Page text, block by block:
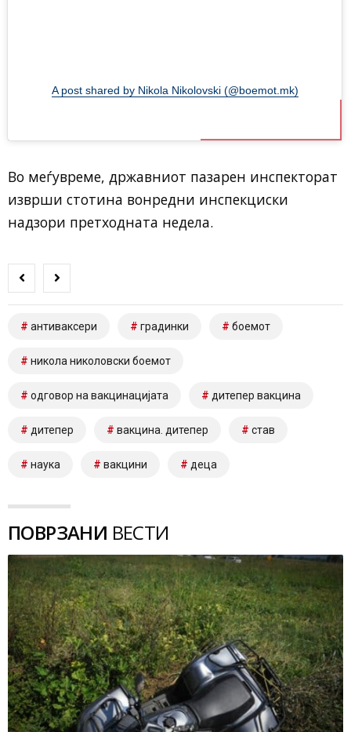
A post shared by Nikola Nikolovski (@boemot.mk)
Во меѓувреме, државниот пазарен инспекторат
изврши стотина вонредни инспекциски
надзори претходната недела.
антиваксери градинки боемот
никола николовски боемот
одговор на вакцинацијата дитепер вакцина
дитепер вакцина. дитепер став
наука вакцини деца
ПОВРЗАНИ ВЕСТИ